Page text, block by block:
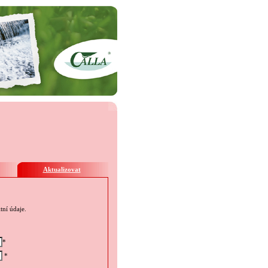
Aktualizovat
údaje.
*
*